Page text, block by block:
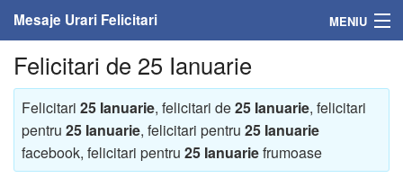
Mesaje Urari Felicitari MENIU
Home
Mesaje
Felicitari
Felicitari de 25 Ianuarie
Felicitari 25 Ianuarie, felicitari de25 Ianuarie, felicitari
pentru 25 Ianuarie, felicitari pentru 25 Ianuarie
facebook, felicitari pentru 25 Ianuariefrumoase